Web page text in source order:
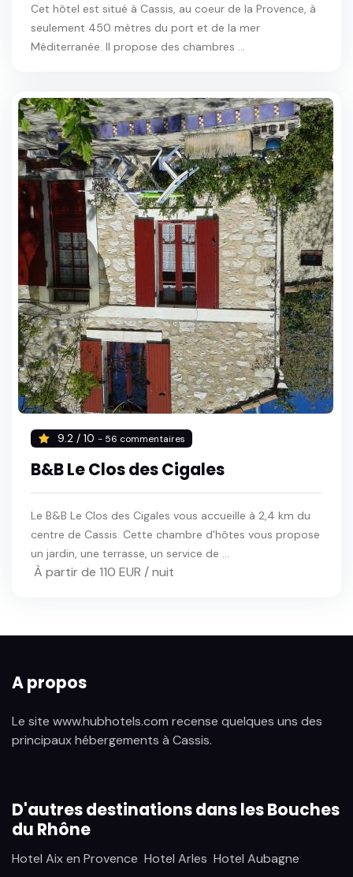
Cet hôtel est situé à Cassis, au coeur de la Provence, à
seulement 450 mètres du port et de la mer
Méditerranée. Il propose des chambres ...
9.2 / 10 - 56 commentaires
B&B Le Clos des Cigales
Le B&B Le Clos des Cigales vous accueille à 2,4 km du
centre de Cassis. Cette chambre d'hôtes vous propose
un jardin, une terrasse, un service de ...
À partir de 110 EUR / nuit
A propos
Le site www.hubhotels.com recense quelques uns des
principaux hébergements à Cassis.
D'autres destinations dans les Bouches
du Rhône
Hotel Aix en Provence Hotel Arles Hotel Aubagne